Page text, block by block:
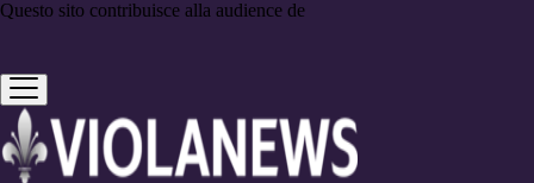
Questo sito contribuisce alla audience de